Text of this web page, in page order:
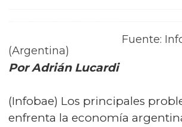
Fuente:
(Argentina)
Por Adrián Lucardi
(Infobae) Los principales
enfrenta la economía